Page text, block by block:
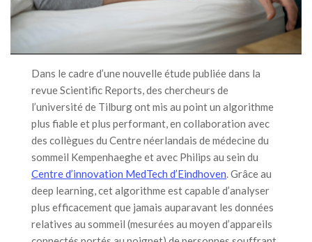
Dans le cadre d’une nouvelle étude publiée dans la
revue Scientific Reports, des chercheurs de
l’université de Tilburg ont mis au point un algorithme
plus fiable et plus performant, en collaboration avec
des collègues du Centre néerlandais de médecine du
sommeil Kempenhaeghe et avec Philips au sein du
Centre d’innovation MedTech d’Eindhoven. Grâce au
deep learning, cet algorithme est capable d’analyser
plus efficacement que jamais auparavant les données
relatives au sommeil (mesurées au moyen d’appareils